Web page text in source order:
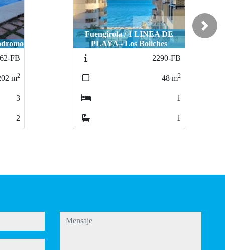
FB
48 m2
1
1
Fuengirola / Centro estación Bus
y Tren
2474-FB
78 m2
3
2
Next
mensaje